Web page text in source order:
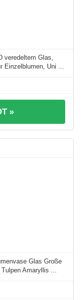
veredeltem Glas,
Einzelblumen, Uni ...
»
Glas Große
Amaryllis ...